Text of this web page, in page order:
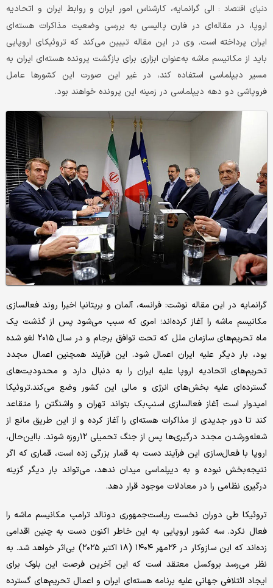
دنیای اقتصاد : الی گرانمایه، کارشناس امور ایران و روابط ایران و اتحادیه
اروپا، در مقاله‌ای در فارن پالیسی به بررسی وضعیت مذاکرات هسته‌ای
ایران پرداخته است. وی در این مقاله تبیین می‌کند که تروئیکای اروپایی
باید از مکانیسم ماشه به‌عنوان ابزاری برای بازگشت پرونده هسته‌ای ایران به
مسیر دیپلماسی استفاده کند، در غیر این صورت این کشورها عامل
فروپاشی دو دهه دیپلماسی در زمینه این پرونده خواهند بود.
گرانمایه در این مقاله نوشت: فرانسه، آلمان و بریتانیا اخیرا روند فعالسازی
مکانیسم ماشه را آغاز کرده‌اند؛ امری که سبب می‌شود پس از گذشت یک
ماه تحریم‌های سازمان ملل که تحت توافق برجام و در سال ۲۰۱۵ لغو شده
بود، بار دیگر علیه ایران اعمال شود. این فرآیند همچنین اعمال مجدد
تحریم‌های اتحادیه اروپا علیه ایران را به دنبال دارد و محدودیت‌های
گسترده‌ای علیه بخش‌های انرژی و مالی این کشور وضع می‌کند.تروئیکا
امیدوار است آغاز فعالسازی اسنپ‌بک بتواند تهران و واشنگتن را متقاعد
کند تا دور جدیدی از مذاکرات هسته‌ای را آغاز کرده و از این طریق مانع از
شعله‌ورشدن مجدد درگیری‌ها پس از جنگ تحمیلی ۱۲روزه شوند. بااین‌حال،
اروپا با فعال‌سازی این فرآیند دست به قمار بزرگی زده است، قماری که اگر
نتیجه‌بخش نبوده و به دیپلماسی میدان ندهد، می‌تواند بار دیگر گزینه
درگیری نظامی را در معادلات موجود قرار دهد.
تروئیکا طی دوران نخست ریاست‌جمهوری دونالد ترامپ مکانیسم ماشه را
فعال نکرد. سه کشور اروپایی به این خاطر اکنون دست به چنین اقدامی
زده‌اند که این سازوکار در ۲۶مهر ۱۴۰۴ (۱۸ اکتبر ۲۰۲۵) بی‌اثر خواهد شد. به
نظر می‌رسد بروکسل معتقد است که این آخرین فرصت این بلوک برای
ایجاد ائتلافی جهانی علیه برنامه هسته‌ای ایران و اعمال تحریم‌های گسترده